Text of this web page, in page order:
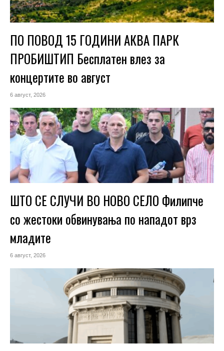
ПО ПОВОД 15 ГОДИНИ АКВА ПАРК
ПРОБИШТИП Бесплатен влез за
концертите во август
6 август, 2026
ШТО СЕ СЛУЧИ ВО НОВО СЕЛО Филипче
со жестоки обвинувања по нападот врз
младите
6 август, 2026